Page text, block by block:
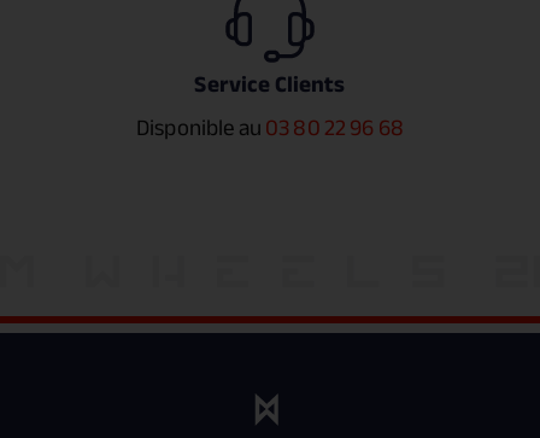
Service Clients
Disponible au03 80 22 96 68